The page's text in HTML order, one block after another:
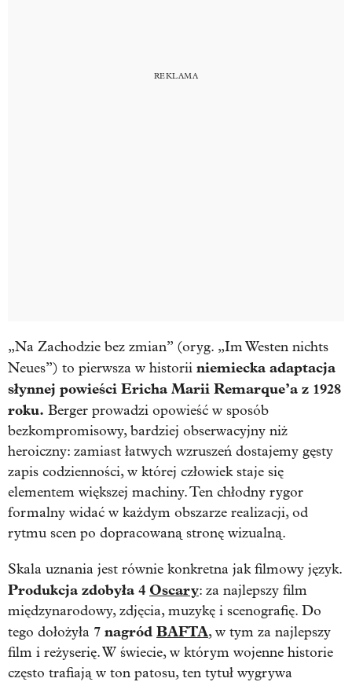
„Na Zachodzie bez zmian” (oryg. „Im Westen nichts
Neues”) to pierwsza w historii niemiecka adaptacja
słynnej powieści Ericha Marii Remarque’a z 1928
roku. Berger prowadzi opowieść w sposób
bezkompromisowy, bardziej obserwacyjny niż
heroiczny: zamiast łatwych wzruszeń dostajemy gęsty
zapis codzienności, w której człowiek staje się
elementem większej machiny. Ten chłodny rygor
formalny widać w każdym obszarze realizacji, od
rytmu scen po dopracowaną stronę wizualną.
Skala uznania jest równie konkretna jak filmowy język.
Produkcja zdobyła 4 Oscary: za najlepszy film
międzynarodowy, zdjęcia, muzykę i scenografię. Do
tego dołożyła 7 nagród BAFTA, w tym za najlepszy
film i reżyserię. W świecie, w którym wojenne historie
często trafiają w ton patosu, ten tytuł wygrywa